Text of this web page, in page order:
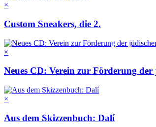
×
Custom Sneakers, die 2.
×
Neues CD: Verein zur Förderung
×
Aus dem Skizzenbuch: Dalí